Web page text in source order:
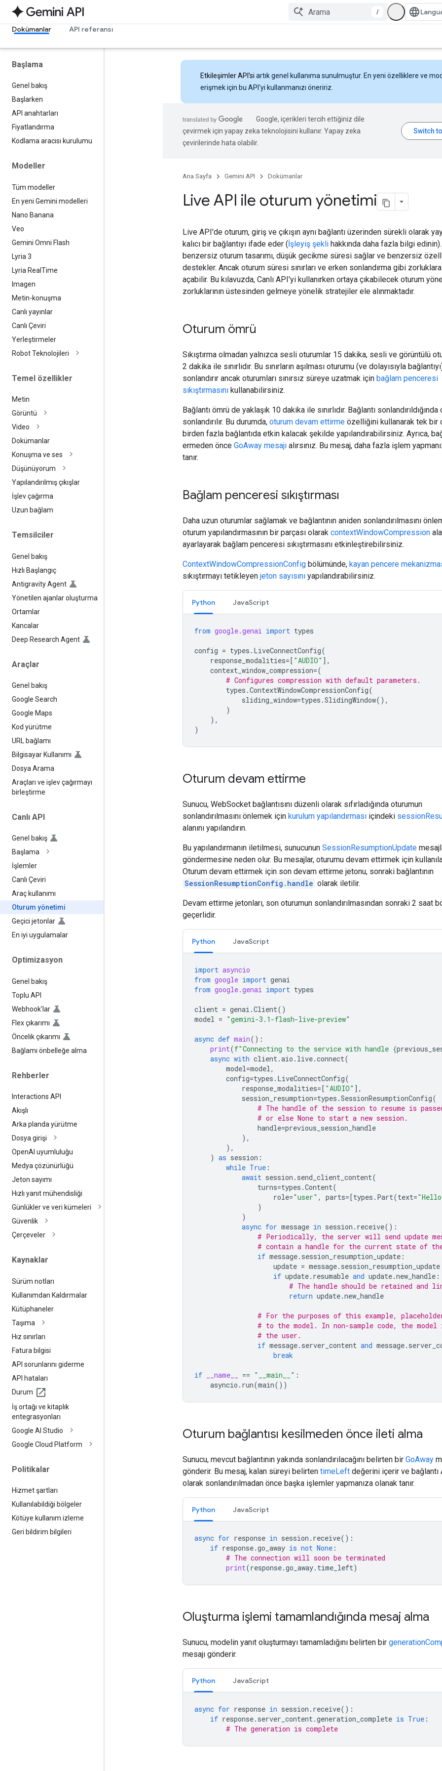
/
Dokümanlar API referansı
Başlama
Genel bakış
Başlarken
API anahtarları
Fiyatlandırma
Kodlama aracısı kurulumu
Modeller
Tüm modeller
En yeni Gemini modelleri
Nano Banana
Veo
Gemini Omni Flash
Lyria 3
Lyria Real Time
Imagen
Metin-konuşma
Canlı yayınlar
Canlı Çeviri
Yerleştirmeler
Robot Teknolojileri
Temel özellikler
Metin
Görüntü
Video
Dokümanlar
Konuşma ve ses
Düşünüyorum
Yapılandırılmış çıkışlar
İşlev çağırma
Uzun bağlam
Temsilciler
Genel bakış
Hızlı Başlangıç
Antigravity Agent
Yönetilen ajanlar oluşturma
Ortamlar
Kancalar
Deep Research Agent
Araçlar
Genel bakış
Google Search
Google Maps
Kod yürütme
URL bağlamı
Bilgisayar Kullanımı
Dosya Arama
Araçları ve işlev çağırmayı
birleştirme
Canlı API
Genel bakış
Başlama
İşlemler
Canlı Çeviri
Araç kullanımı
Oturum yönetimi
Geçici jetonlar
En iyi uygulamalar
Optimizasyon
Genel bakış
Toplu API
Webhook'lar
Flex çıkarımı
Öncelik çıkarımı
Bağlamı önbelleğe alma
Rehberler
Interactions API
Akışlı
Arka planda yürütme
Dosya girişi
OpenAI uyumluluğu
Medya çözünürlüğü
Jeton sayımı
Hızlı yanıt mühendisliği
Günlükler ve veri kümeleri
Güvenlik
Çerçeveler
Kaynaklar
Sürüm notları
Kullanımdan Kaldırmalar
Kütüphaneler
Taşıma
Hız sınırları
Fatura bilgisi
API sorunlarını giderme
API hataları
Durum
İş ortağı ve kitaplık
entegrasyonları
Google AI Studio
Google Cloud Platform
Politikalar
Hizmet şartları
Kullanılabildiği bölgeler
Kötüye kullanım izleme
Geri bildirim bilgileri
Etkileşimler API'si artık genel kullanıma sunulmuştur. En yeni özelliklere ve
erişmek için bu API'yi kullanmanızı öneririz.
Google, içerikleri tercih ettiğiniz dile
çevirmek için yapay zeka teknolojisini kullanır. Yapay zeka
çevirilerinde hata olabilir.
Ana Sayfa Gemini API Dokümanlar
Live API ile oturum yönetimi
Live API'de oturum, giriş ve çıkışın aynı bağlantı üzerinden sürekli olarak
kalıcı bir bağlantıyı ifade eder (İşleyiş şekli hakkında daha fazla bilgi
benzersiz oturum tasarımı, düşük gecikme süresi sağlar ve benzersiz
destekler. Ancak oturum süresi sınırları ve erken sonlandırma gibi
açabilir. Bu kılavuzda, Canlı API'yi kullanırken ortaya çıkabilecek oturum
zorluklarının üstesinden gelmeye yönelik stratejiler ele alınmaktadır.
Oturum ömrü
Sıkıştırma olmadan yalnızca sesli oturumlar 15 dakika, sesli ve görüntülü
2 dakika ile sınırlıdır. Bu sınırların aşılması oturumu (ve dolayısıyla
sonlandırır ancak oturumları sınırsız süreye uzatmak için bağlam penceresi
sıkıştırmasını kullanabilirsiniz.
Bağlantı ömrü de yaklaşık 10 dakika ile sınırlıdır. Bağlantı
sonlandırılır. Bu durumda, oturum devam ettirme özelliğini kullanarak tek bir
birden fazla bağlantıda etkin kalacak şekilde yapılandırabilirsiniz. Ayrıca,
ermeden önce GoAway mesajı alırsınız. Bu mesaj, daha fazla işlem
tanır.
Bağlam penceresi sıkıştırması
Daha uzun oturumlar sağlamak ve bağlantının aniden sonlandırılmasını
oturum yapılandırmasının bir parçası olarak contextWindowCompression
ayarlayarak bağlam penceresi sıkıştırmasını etkinleştirebilirsiniz.
ContextWindowCompressionConfig bölümünde, kayan pencere
sıkıştırmayı tetikleyen jeton sayısını yapılandırabilirsiniz.
Python JavaScript
from google.genai import types
config = types . LiveConnectConfig(
response_modalities=[ "AUDIO" ],
context_window_compression=(
# Configures compression with default parameters.
types .ContextWindowCompressionConfig(
sliding_window=types .SlidingWindow(),
)
),
)
Oturum devam ettirme
Sunucu, WebSocket bağlantısını düzenli olarak sıfırladığında oturumun
sonlandırılmasını önlemek için kurulum yapılandırması içindeki
alanını yapılandırın.
Bu yapılandırmanın iletilmesi, sunucunun SessionResumptionUpdate
göndermesine neden olur. Bu mesajlar, oturumu devam ettirmek için
Oturum devam ettirmek için son devam ettirme jetonu, sonraki bağlantının
SessionResumptionConfig.handle olarak iletilir.
Devam ettirme jetonları, son oturumun sonlandırılmasından sonraki 2 saat
geçerlidir.
Python JavaScript
import asyncio
from google import genai
from google.genai import types
client = genai .Client()
model = "gemini-3.1-flash-live-preview"
async def main():
print(f"Connecting to the service with handle {
async with client.aio . live.connect(
model=model,
config=types . LiveConnectConfig(
response_modalities=[ "AUDIO" ],
session_resumption=types .SessionResumptionConfig(
# The handle of the session to resume is
# or else None to start a new session.
handle=previous_session_handle
),
),
) as session :
while True :
await session . send_client_content(
turns=types .Content(
role="user" , parts=[types . Part(text=
)
)
async for message in session . receive():
# Periodically, the server will send update
# contain a handle for the current state of
if message. session_resumption_update :
update = message. session_resumption_update
if update. resumable and update.new_handle :
# The handle should be retained and
return update.new_handle
# For the purposes of this example,
# to the model. In non-sample code, the model
# the user.
if message. server_content and message.
break
if __name__ == "__main__" :
asyncio . run(main())
Oturum bağlantısı kesilmeden önce ileti alma
Sunucu, mevcut bağlantının yakında sonlandırılacağını belirten bir GoAway
gönderir. Bu mesaj, kalan süreyi belirten timeLeft değerini içerir ve bağlantı
olarak sonlandırılmadan önce başka işlemler yapmanıza olanak tanır.
Python JavaScript
async for response in session . receive():
if response.go_away is not None :
# The connection will soon be terminated
print(response.go_away. time_left)
Oluşturma işlemi tamamlandığında mesaj alma
Sunucu, modelin yanıt oluşturmayı tamamladığını belirten bir
mesajı gönderir.
Python JavaScript
async for response in session . receive():
if response. server_content.generation_complete is True :
# The generation is complete